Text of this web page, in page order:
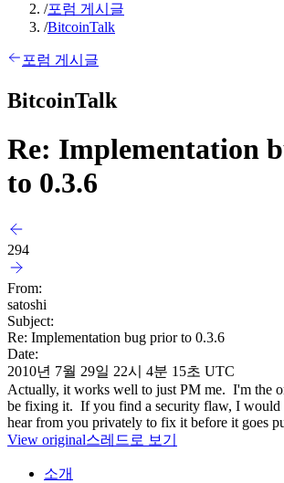
/포럼 게시글
/BitcoinTalk
포럼 게시글
BitcoinTalk
Re: Implementation
to 0.3.6
294
From:
satoshi
Subject:
Re: Implementation bug prior to 0.3.6
Date:
2010년 7월 29일 22시 4분 15초 UTC
Actually, it works well to just PM me. I'm the
be fixing it. If you find a security flaw, I would
hear from you privately to fix it before it goes
View original스레드로 보기
소개